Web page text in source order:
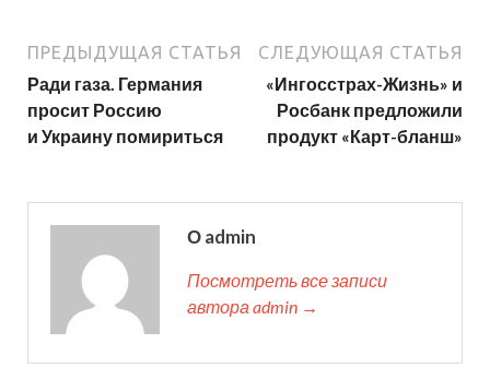
ПРЕДЫДУЩАЯ СТАТЬЯ
Ради газа. Германия
просит Россию
и Украину помириться
СЛЕДУЮЩАЯ СТАТЬЯ
«Ингосстрах-Жизнь» и
Росбанк предложили
продукт «Карт-бланш»
О admin
Посмотреть все записи
автора admin →